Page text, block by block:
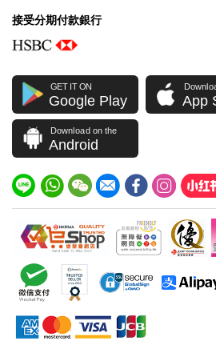
接受分期付款銀行
GET IT ON
Google Play App
Download on the
Android